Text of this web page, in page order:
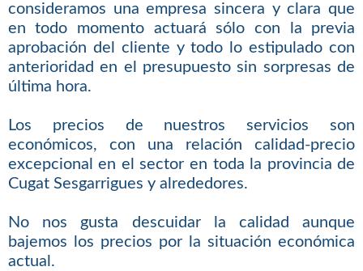
consideramos una empresa sincera y clara que
en todo momento actuará sólo con la previa
aprobación del cliente y todo lo estipulado con
anterioridad en el presupuesto sin sorpresas de
última hora.
Los precios de nuestros servicios son
económicos, con una relación calidad-precio
excepcional en el sector en toda la provincia de
Cugat Sesgarrigues y alrededores.
No nos gusta descuidar la calidad aunque
bajemos los precios por la situación económica
actual.